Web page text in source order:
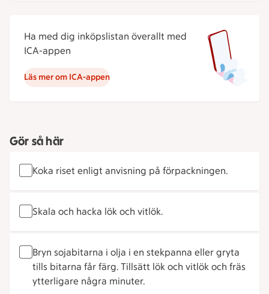
Ha med dig inköpslistan överallt med
ICA-appen
Läs mer om ICA-appen
Gör så här
Koka riset enligt anvisning på förpackningen.
Skala och hacka lök och vitlök.
Bryn sojabitarna i olja i en stekpanna eller gryta
tills bitarna får färg. Tillsätt lök och vitlök och fräs
ytterligare några minuter.